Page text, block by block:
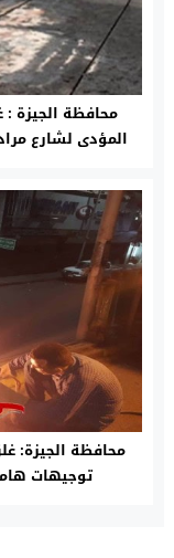
محافظة الجيزة :
المؤدى لشارع
محافظة الجيزة:
توجيهات